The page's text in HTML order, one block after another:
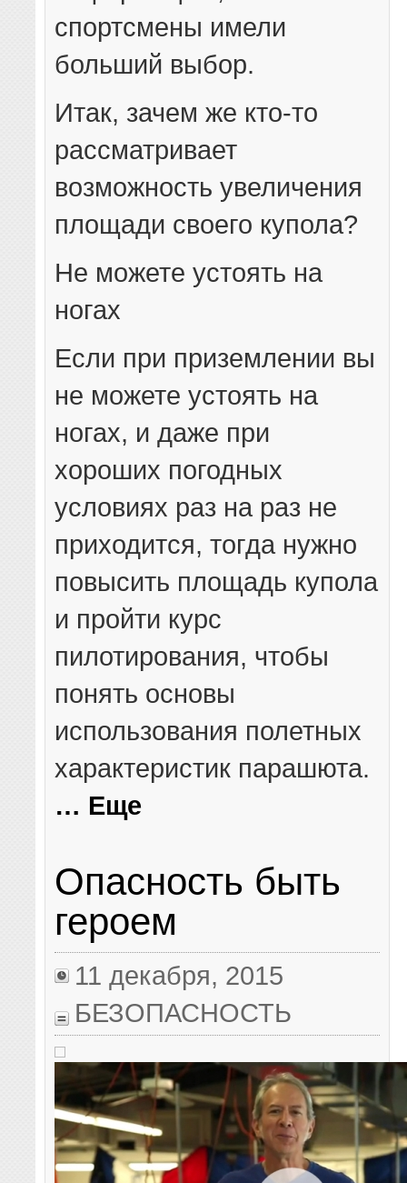
спортсмены имели
больший выбор.
Итак, зачем же кто-то
рассматривает
возможность увеличения
площади своего купола?
Не можете устоять на
ногах
Если при приземлении вы
не можете устоять на
ногах, и даже при
хороших погодных
условиях раз на раз не
приходится, тогда нужно
повысить площадь купола
и пройти курс
пилотирования, чтобы
понять основы
использования полетных
характеристик парашюта.
… Еще
Опасность быть
героем
11 декабря, 2015
БЕЗОПАСНОСТЬ